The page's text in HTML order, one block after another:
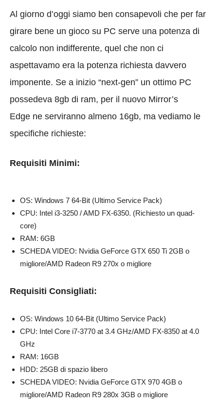
Al giorno d’oggi siamo ben consapevoli che per far
girare bene un gioco su PC serve una potenza di
calcolo non indifferente, quel che non ci
aspettavamo era la potenza richiesta davvero
imponente. Se a inizio “next-gen” un ottimo PC
possedeva 8gb di ram, per il nuovo Mirror’s
Edge ne serviranno almeno 16gb, ma vediamo le
specifiche richieste:
Requisiti Minimi:
OS: Windows 7 64-Bit (Ultimo Service Pack)
CPU: Intel i3-3250 / AMD FX-6350. (Richiesto un quad-
core)
RAM: 6GB
SCHEDA VIDEO: Nvidia GeForce GTX 650 Ti 2GB o
migliore/AMD Radeon R9 270x o migliore
Requisiti Consigliati:
OS: Windows 10 64-Bit (Ultimo Service Pack)
CPU: Intel Core i7-3770 at 3.4 GHz/AMD FX-8350 at 4.0
GHz
RAM: 16GB
HDD: 25GB di spazio libero
SCHEDA VIDEO: Nvidia GeForce GTX 970 4GB o
migliore/AMD Radeon R9 280x 3GB o migliore